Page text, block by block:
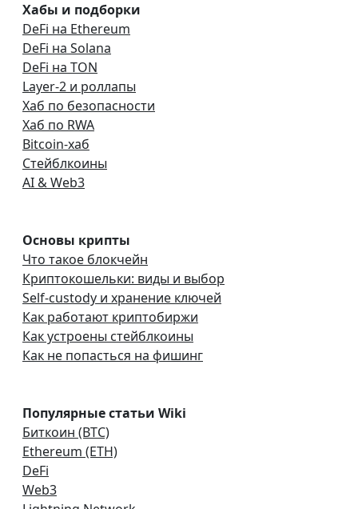
Хабы и подборки
DeFi на Ethereum
DeFi на Solana
DeFi на TON
Layer-2 и роллапы
Хаб по безопасности
Хаб по RWA
Bitcoin-хаб
Стейблкоины
AI & Web3
Основы крипты
Что такое блокчейн
Криптокошельки: виды и выбор
Self-custody и хранение ключей
Как работают криптобиржи
Как устроены стейблкоины
Как не попасться на фишинг
Популярные статьи Wiki
Биткоин (BTC)
Ethereum (ETH)
DeFi
Web3